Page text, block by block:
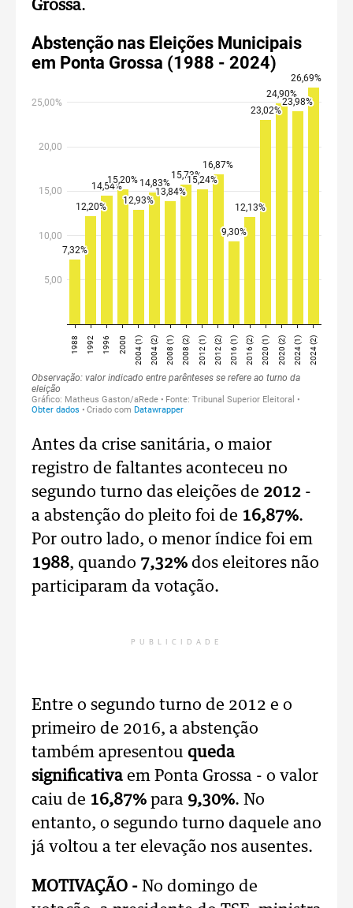
Grossa.
Antes da crise sanitária, o maior
registro de faltantes aconteceu no
segundo turno das eleições de 2012 -
a abstenção do pleito foi de 16,87%.
Por outro lado, o menor índice foi em
1988, quando 7,32% dos eleitores não
participaram da votação.
PUBLICIDADE
Entre o segundo turno de 2012 e o
primeiro de 2016, a abstenção
também apresentou queda
significativaem Ponta Grossa - o valor
caiu de 16,87% para 9,30%. No
entanto, o segundo turno daquele ano
já voltou a ter elevação nos ausentes.
MOTIVAÇÃO - No domingo de